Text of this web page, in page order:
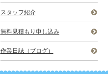
スタッフ紹介
無料見積もり申し込み
作業日誌（ブログ）